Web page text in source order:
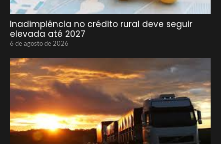
Inadimplência no crédito rural deve seguir
elevada até 2027
6 de agosto de 2026